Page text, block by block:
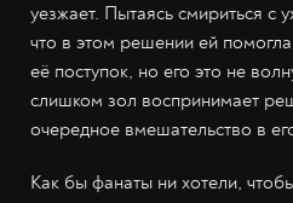
уезжает. Пытаясь смириться с
что в этом решении ей
её поступок, но его это не
слишком зол воспринимает
очередное вмешательство в
Как бы фанаты ни хотели,